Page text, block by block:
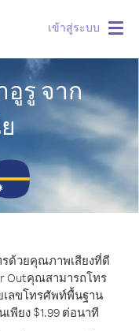
เข้าสู่ระบบ
อูรู จาก
ด้วยคุณภาพเสียงที่ดี
Outคุณสามารถโทร
เลขโทรศัพท์พื้นฐาน
พียง $1.99 ต่อนาที